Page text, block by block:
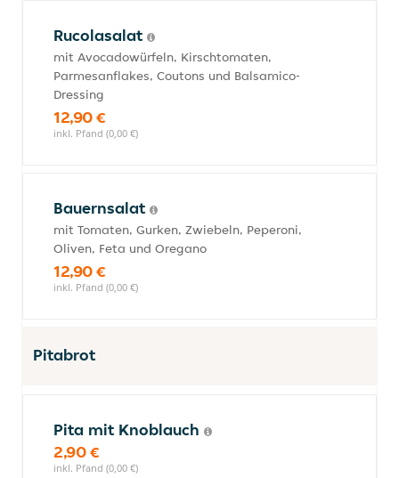
Rucolasalat
mit Avocadowürfeln, Kirschtomaten,
Parmesanflakes, Coutons und Balsamico-
Dressing
12,90 €
inkl. Pfand (0,00 €)
Bauernsalat
mit Tomaten, Gurken, Zwiebeln, Peperoni,
Oliven, Feta und Oregano
12,90 €
inkl. Pfand (0,00 €)
Pitabrot
Pita mit Knoblauch
2,90 €
inkl. Pfand (0,00 €)